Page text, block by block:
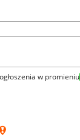
w promieniu